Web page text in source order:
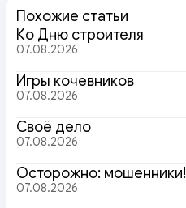
Похожие статьи
Ко Дню строителя
07.08.2026
Игры кочевников
07.08.2026
Своё дело
07.08.2026
Осторожно: мошенники!
07.08.2026